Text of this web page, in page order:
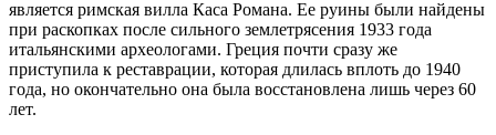
является римская вилла Каса Романа. Ее руины были найдены
при раскопках после сильного землетрясения 1933 года
итальянскими археологами. Греция почти сразу же
приступила к реставрации, которая длилась вплоть до 1940
года, но окончательно она была восстановлена лишь через 60
лет.